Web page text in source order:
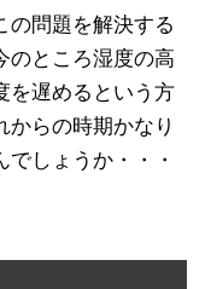
の問題を解決する
のところ湿度の高
を遅めるという方
からの時期かなり
しょうか・・・